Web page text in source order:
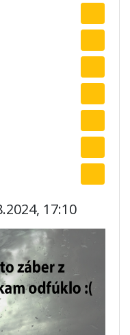
17:10